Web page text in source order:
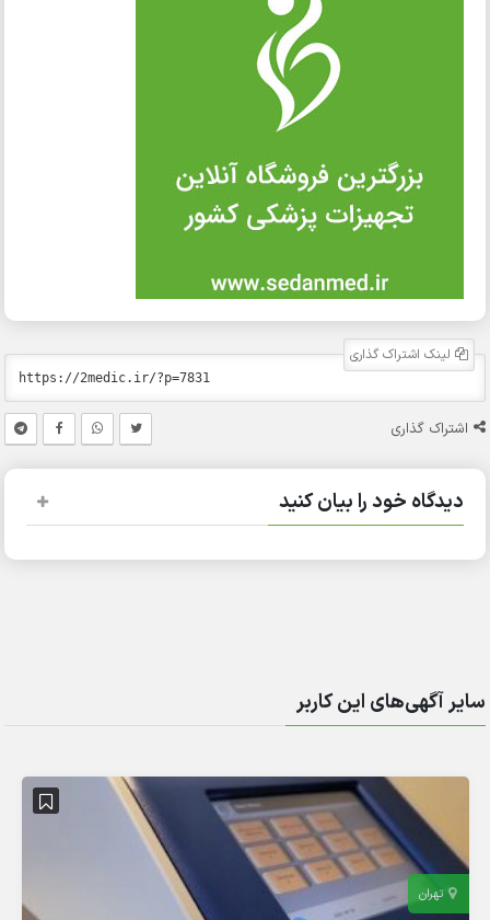
لینک اشتراک گذاری
اشتراک گذاری
دیدگاه خود را بیان کنید
سایر آگهی‌های این کاربر
تهران